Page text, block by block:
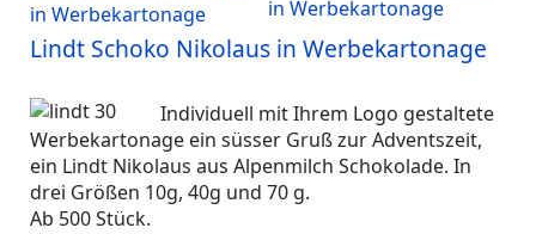
Lindt Schoko Nikolaus in Werbekartonage
Individuell mit Ihrem Logo gestaltete
Werbekartonage ein süsser Gruß zur Adventszeit,
ein Lindt Nikolaus aus Alpenmilch Schokolade. In
drei Größen 10g, 40g und 70 g.
Ab 500 Stück.